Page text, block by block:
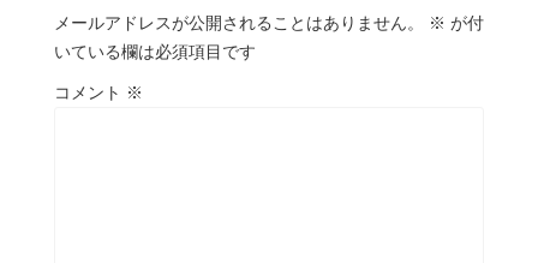
メールアドレスが公開されることはありません。 ※ が付
いている欄は必須項目です
コメント ※